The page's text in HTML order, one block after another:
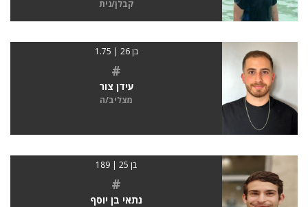
קבלן/נית
בן 26 | 1.75
#
עידן צור
מצליב/ה
בן 25 | 189
#
נתאי בן יוסף